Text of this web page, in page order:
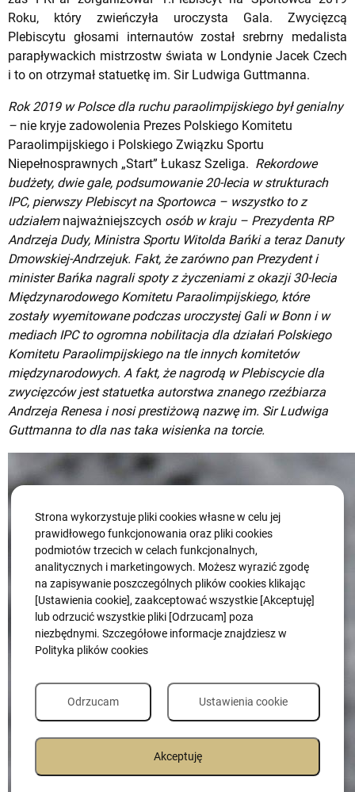
Roku, który zwieńczyła uroczysta Gala. Zwycięzcą
Plebiscytu głosami internautów został srebrny medalista
parapływackich mistrzostw świata w Londynie Jacek Czech
i to on otrzymał statuetkę im. Sir Ludwiga Guttmanna.
Rok 2019 w Polsce dla ruchu paraolimpijskiego był genialny
– nie kryje zadowolenia Prezes Polskiego Komitetu
Paraolimpijskiego i Polskiego Związku Sportu
Niepełnosprawnych „Start” Łukasz Szeliga. Rekordowe
budżety, dwie gale, podsumowanie 20-lecia w strukturach
IPC, pierwszy Plebiscyt na Sportowca – wszystko to z
udziałem najważniejszcych osób w kraju – Prezydenta RP
Andrzeja Dudy, Ministra Sportu Witolda Bańki a teraz Danuty
Dmowskiej-Andrzejuk. Fakt, że zarówno pan Prezydent i
minister Bańka nagrali spoty z życzeniami z okazji 30-lecia
Międzynarodowego Komitetu Paraolimpijskiego, które
zostały wyemitowane podczas uroczystej Gali w Bonn i w
mediach IPC to ogromna nobilitacja dla działań Polskiego
Komitetu Paraolimpijskiego na tle innych komitetów
międzynarodowych. A fakt, że nagrodą w Plebiscycie dla
zwycięzców jest statuetka autorstwa znanego rzeźbiarza
Andrzeja Renesa i nosi prestiżową nazwę im. Sir Ludwiga
Guttmanna to dla nas taka wisienka na torcie.
Strona wykorzystuje pliki cookies własne w celu jej
prawidłowego funkcjonowania oraz pliki cookies
podmiotów trzecich w celach funkcjonalnych,
analitycznych i marketingowych. Możesz wyrazić zgodę
na zapisywanie poszczególnych plików cookies klikając
[Ustawienia cookie], zaakceptować wszystkie [Akceptuję]
lub odrzucić wszystkie pliki [Odrzucam] poza
niezbędnymi. Szczegółowe informacje znajdziesz w
Polityka plików cookies
Akceptuję
Ustawienia cookie
Odrzucam